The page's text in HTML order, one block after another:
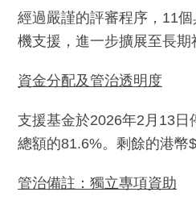
經過嚴謹的評審程序，11
機支援，進一步擴展至長
資金分配及管治透明度
支援基金於2026年2月13
總額的81.6%。剩餘的港幣
管治備註：獨立專項資助